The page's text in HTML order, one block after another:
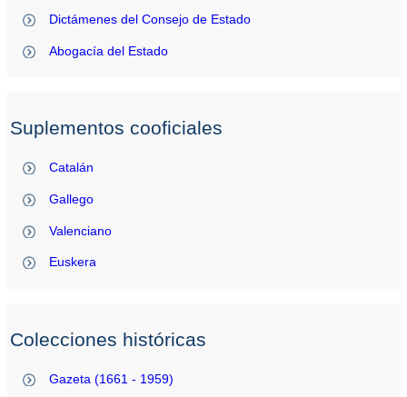
Dictámenes del Consejo de Estado
Abogacía del Estado
Suplementos cooficiales
Catalán
Gallego
Valenciano
Euskera
Colecciones históricas
Gazeta (1661 - 1959)